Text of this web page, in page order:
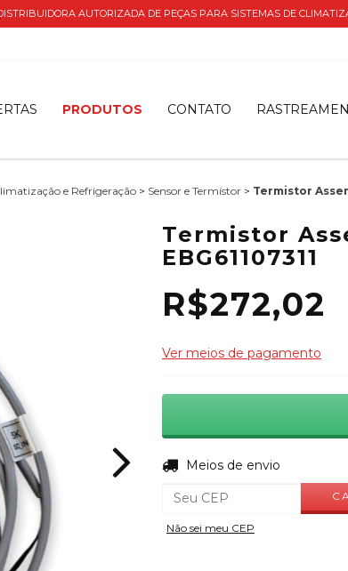
AUTORIZADA DE PEÇAS PARA SISTEMAS DE
PRODUTOS CONTATO
e Refrigeração > Sensor e Termístor > Termistor
Termistor
EBG61107311
R$272,02
Ver meios de pagamento
Entregas para o CEP:
Meios de envio
Não sei meu CEP